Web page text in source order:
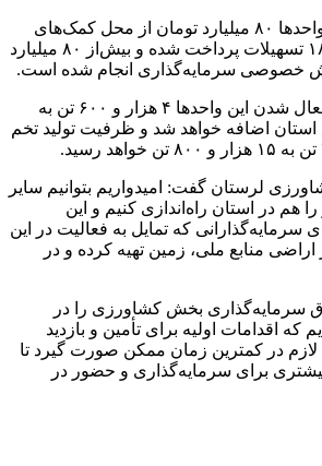
وی اضافه کرد: به این واحدها ۸۰ میلیارد تومان از محل کمک‌های
فنی اعتباری و تبصره ۱۸ تسهیلات پرداخت شده و بیش‌از ۸۰ میلیارد
خصوصی سرمایه‌گذاری انجام شده است.
شاهرخی ادامه داد: با فعال شدن این واحدها ۴ هزار و ۶۰۰ تن به
اضافه خواهد شد و ظرفیت تولید تخم
لرستان گفت: امیدواریم بتوانیم سایر
هم در استان راه‌اندازی کنیم و این
سرمایه‌گذارانی که تمایل به فعالیت در این
منابع ملی، زمین تهیه کرده و در
سرمایه‌گذاری بخش کشاورزی را در
که اقدامات اولیه برای تأمین و بازدید
لازم در کمترین زمان ممکن صورت گیرد تا
برای سرمایه‌گذاری و حضور در